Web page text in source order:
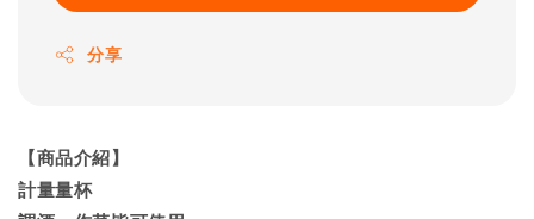
分享
【商品介紹】
計量量杯